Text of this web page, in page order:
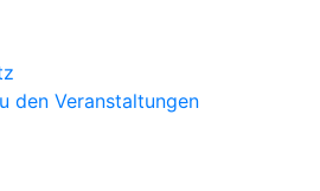
den Veranstaltungen